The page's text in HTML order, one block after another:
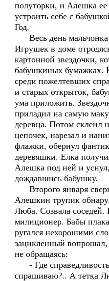
полуторки, и Алешка
устроить себе с
Год.
Весь день мальчонка
Игрушек в доме
картонной звездочки,
бабушкиных бумажках.
среди пожелтевших
и старых открыток,
ума приложить.
приладил на самую
деревца. Потом склеил
цепочек, нарезал и
флажки, обернул
деревяшки. Елка
Алешка под ней и
дождавшись бабушку.
Второго января
Алешкин трупик
Люба. Созвала
милиционер. Бабы
ругался нехорошими
зацикленный
не обращаясь:
- Где
спрашиваю?.. А тетка